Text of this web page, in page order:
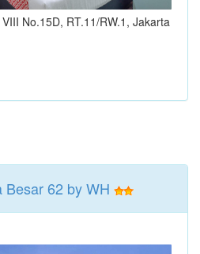
No.15D, RT.11/RW.1, Jakarta
Besar 62 by WH